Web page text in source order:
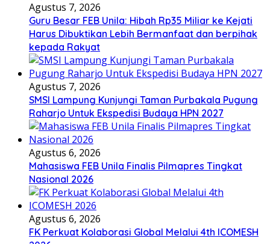
Agustus 7, 2026
Guru Besar FEB Unila: Hibah Rp35 Miliar ke Kejati
Harus Dibuktikan Lebih Bermanfaat dan berpihak
kepada Rakyat
Agustus 7, 2026
SMSI Lampung Kunjungi Taman Purbakala Pugung
Raharjo Untuk Ekspedisi Budaya HPN 2027
Agustus 6, 2026
Mahasiswa FEB Unila Finalis Pilmapres Tingkat
Nasional 2026
Agustus 6, 2026
FK Perkuat Kolaborasi Global Melalui 4th ICOMESH